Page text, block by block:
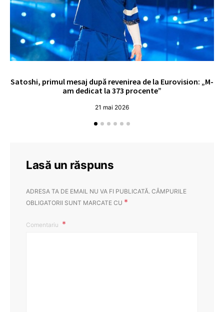
Satoshi, primul mesaj după revenirea de la Eurovision: „M-
am dedicat la 373 procente”
21 mai 2026
Lasă un răspuns
ADRESA TA DE EMAIL NU VA FI PUBLICATĂ. CÂMPURILE
OBLIGATORII SUNT MARCATE CU *
Comentariu